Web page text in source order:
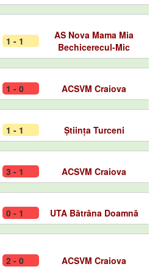
1 - 1
AS Nova Mama Mia
Bechicerecul-Mic
1 - 0 ACSVM Craiova
1 - 1 Știința Turceni
3 - 1 ACSVM Craiova
0 - 1 UTA Bătrâna Doamnă
2 - 0 ACSVM Craiova